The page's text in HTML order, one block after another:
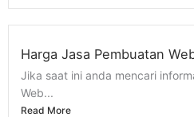
Harga Jasa Pembuatan
Jika saat ini anda mencari
Web...
Read More